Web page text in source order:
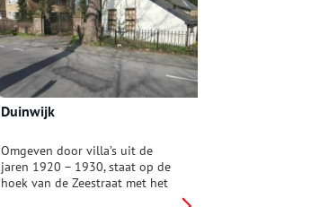
Duinwijk
Omgeven door villa’s uit de
jaren 1920 – 1930, staat op de
hoek van de Zeestraat met het